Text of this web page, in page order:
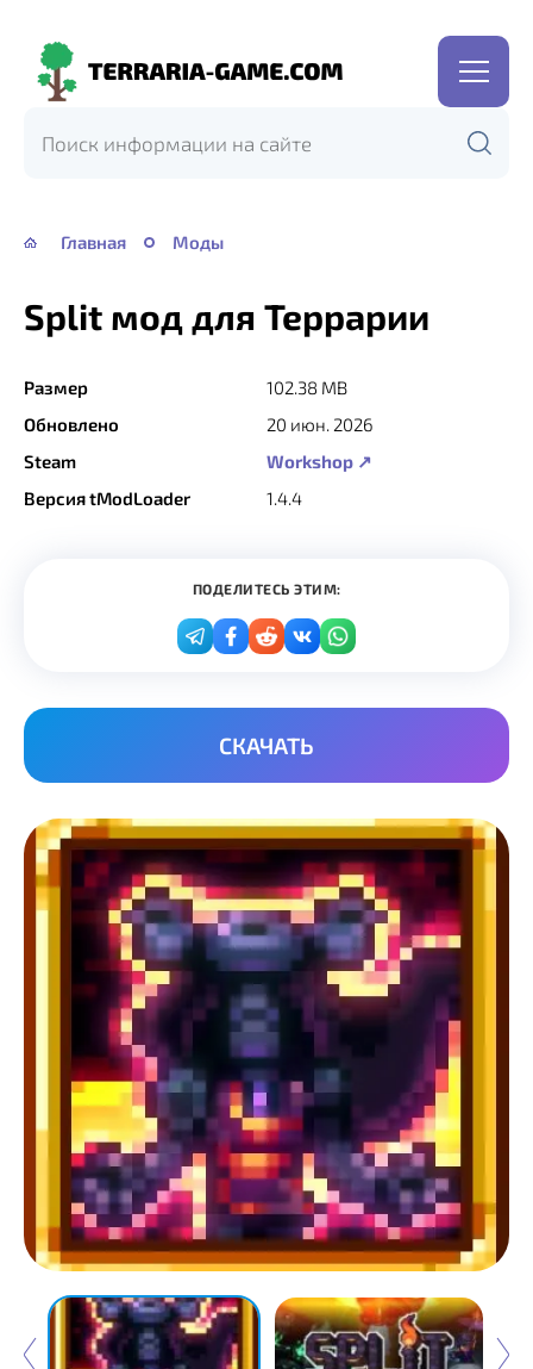
Terraria-
Главная Моды
Split мод для Террарии
Размер
102.38 MB
Обновлено
20 июн. 2026
Steam
Workshop ↗
Версия tModLoader
1.4.4
ПОДЕЛИТЕСЬ ЭТИМ:
СКАЧАТЬ